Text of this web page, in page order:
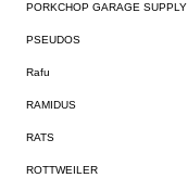
PORKCHOP GARAGE SUPPLY
PSEUDOS
Rafu
RAMIDUS
RATS
ROTTWEILER